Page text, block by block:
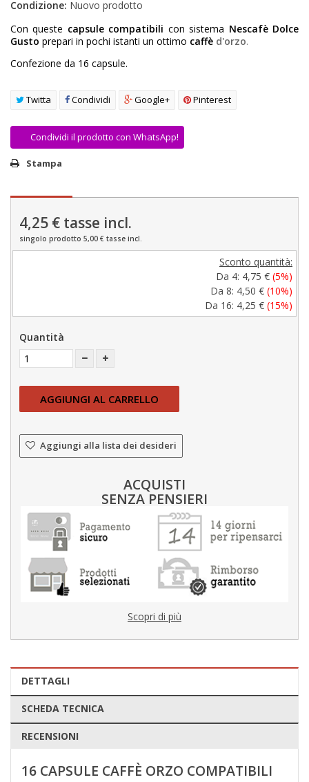
AREA RIVENDITORI
DICONO DI NOI
Condizione: Nuovo prodotto
Con queste capsule compatibili con sistema Nescafè Dolce
Gusto prepari in pochi istanti un ottimo caffè d'orzo.
Confezione da 16 capsule.
Twitta Condividi Google+ Pinterest
Condividi il prodotto con WhatsApp!
Stampa
4,25 € tasse incl.
singolo prodotto 5,00 € tasse incl.
Sconto quantità:
Da 4: 4,75 € (5%)
Da 8: 4,50 € (10%)
Da 16: 4,25 € (15%)
Quantità
AGGIUNGI AL CARRELLO
Aggiungi alla lista dei desideri
ACQUISTI
SENZA PENSIERI
Scopri di più
DETTAGLI
SCHEDA TECNICA
RECENSIONI
16 CAPSULE CAFFÈ ORZO COMPATIBILI